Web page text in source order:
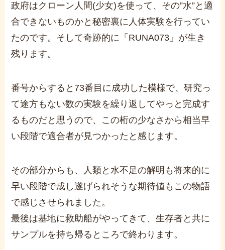
政府はクローン人間(少女)を使って、その”水”と適
合できないものかと秘密裏に人体実験を行ってい
たのです。 そして奇跡的に「RUNA073」が生き
残ります。
番号からすると73番目に成功した模様で、研究っ
て途方もない数の実験を繰り返してやっと完成す
るものだと思うので、この桁の少なさから相当早
い段階で適合者が見つかったと感じます。
その部分からも、人類と水不足の解明も将来的に
早い段階で成し遂げられそうな期待値もこの物語
で感じさせられました。
最後は基地に救助船がやってきて、生存者と共に
サンプルを持ち帰るところで終わります。